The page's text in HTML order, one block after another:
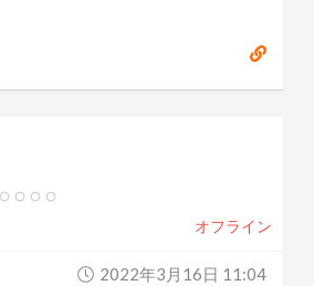
オフライン
2022年3月16日 11:04